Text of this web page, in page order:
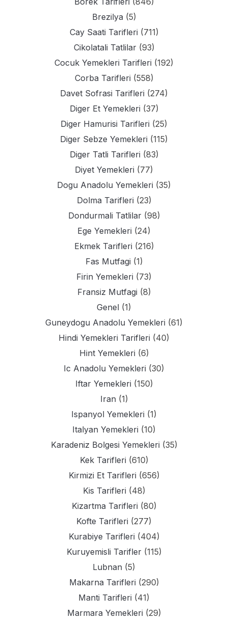
Brezilya (5)
Cay Saati Tarifleri (711)
Cikolatali Tatlilar(93)
Cocuk Yemekleri Tarifleri (192)
Corba Tarifleri (558)
Davet Sofrasi Tarifleri (274)
Diger Et Yemekleri (37)
Diger Hamurisi Tarifleri (25)
Diger Sebze Yemekleri (115)
Diger Tatli Tarifleri (83)
Diyet Yemekleri (77)
Dogu Anadolu Yemekleri (35)
Dolma Tarifleri (23)
Dondurmali Tatlilar(98)
Ege Yemekleri (24)
Ekmek Tarifleri (216)
Fas Mutfagi (1)
Firin Yemekleri (73)
Fransiz Mutfagi (8)
Genel (1)
Guneydogu Anadolu Yemekleri (61)
Hindi Yemekleri Tarifleri (40)
Hint Yemekleri (6)
Ic Anadolu Yemekleri (30)
Iftar Yemekleri (150)
Iran (1)
Ispanyol Yemekleri (1)
Italyan Yemekleri (10)
Karadeniz Bolgesi Yemekleri (35)
Kek Tarifleri (610)
Kirmizi Et Tarifleri (656)
Kis Tarifleri (48)
Kizartma Tarifleri (80)
Kofte Tarifleri (277)
Kurabiye Tarifleri (404)
Kuruyemisli Tarifler(115)
Lubnan (5)
Makarna Tarifleri (290)
Manti Tarifleri (41)
Marmara Yemekleri (29)